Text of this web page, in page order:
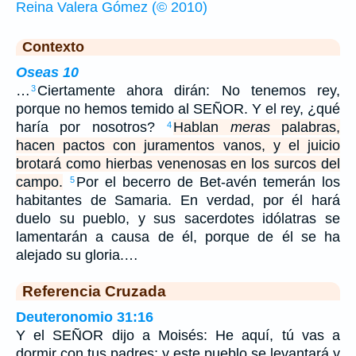
Reina Valera Gómez (© 2010)
Contexto
Oseas 10
… 3 Ciertamente ahora dirán: No tenemos rey,
porque no hemos temido al SEÑOR. Y el rey, ¿qué
haría por nosotros?
4 Hablan meraspalabras,
hacen pactos con juramentos vanos, y el juicio
brotará como hierbas venenosas en los surcos del
campo.
5 Por el becerro de Bet-avén temerán los
habitantes de Samaria. En verdad, por él hará
duelo su pueblo, y sus sacerdotes idólatras se
lamentarán a causa de él, porque de él se ha
alejado su gloria.…
Referencia Cruzada
Deuteronomio 31:16
Y el SEÑOR dijo a Moisés: He aquí, tú vas a